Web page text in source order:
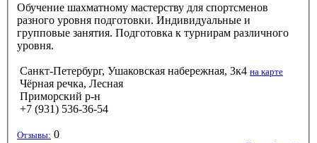
Обучение шахматному мастерству для спортсменов
разного уровня подготовки. Индивидуальные и
групповые занятия. Подготовка к турнирам различного
уровня.
Санкт-Петербург, Ушаковская набережная, 3к4 на карте
Чёрная речка, Лесная
Приморский р-н
+7 (931) 536-36-54
Отзывы: 0